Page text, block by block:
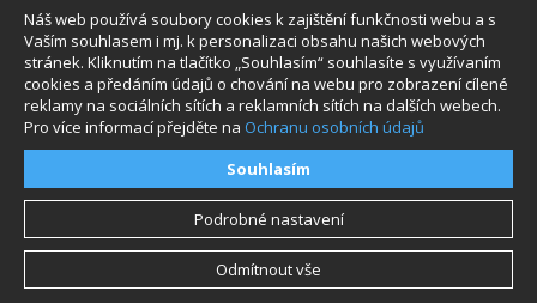
Reklamace a servis
O nákupu
© 2026, STABLECAM s.r.o
Souhlasím
Podrobné nastavení
Odmítnout vše
Náš web používá soubory cookies k zajištění funkčnosti webu a s
Vaším souhlasem i mj. k personalizaci obsahu našich webových
stránek. Kliknutím na tlačítko „Souhlasím“ souhlasíte s využívaním
cookies a předáním údajů o chování na webu pro zobrazení cílené
reklamy na sociálních sítích a reklamních sítích na dalších webech.
Pro více informací přejděte na Ochranu osobních údajů